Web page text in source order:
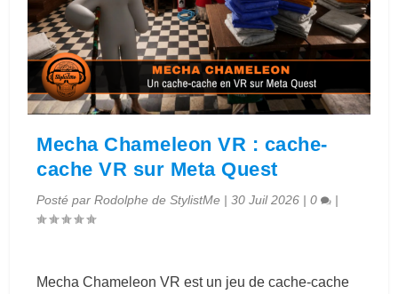
Mecha Chameleon VR : cache-
cache VR sur Meta Quest
Posté parRodolphe de StylistMe |30 Juil 2026 |0 |
Mecha Chameleon VR est un jeu de cache-cache